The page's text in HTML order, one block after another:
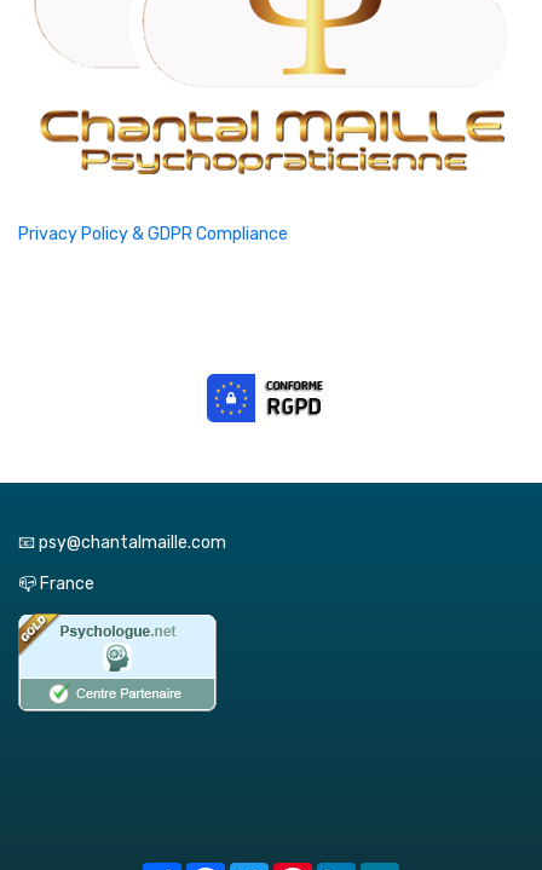
Privacy Policy & GDPR Compliance
📧 psy@chantalmaille.com
📪 France